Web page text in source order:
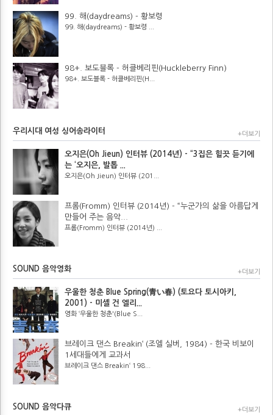
99. 해(daydreams) - 황보령
99. 해(daydreams) - 황보령 ...
98+. 보도블록 - 허클베리핀(Huckleberry Finn)
98+. 보도블록 - 허클베리핀(H...
우리시대 여성 싱어송라이터 +더보기
오지은(Oh Jieun) 인터뷰 (2014년) - “3집은 힐끗 듣기에
는 ‘오지은, 발톱 ...
오지은(Oh Jieun) 인터뷰 (201...
프롬(Fromm) 인터뷰 (2014년) - “누군가의 삶을 아름답게
만들어 주는 음악...
프롬(Fromm) 인터뷰 (2014년) ...
SOUND 음악영화 +더보기
우울한 청춘 Blue Spring(青い春) (토요다 토시아키,
2001) - 미셸 건 엘리...
영화 ‘우울한 청춘'(Blue S...
브레이크 댄스 Breakin‘ (조엘 실버, 1984) - 한국 비보이
1세대들에게 교과서
브레이크 댄스 Breakin‘ 198...
SOUND 음악다큐 +더보기